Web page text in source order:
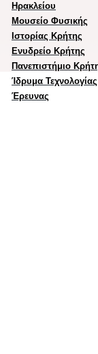
Ηρακλείου
Μουσείο Φυσικής
Ιστορίας Κρήτης
Ενυδρείο Κρήτης
Πανεπιστήμιο
Ίδρυμα Τεχνολογίας
Έρευνας